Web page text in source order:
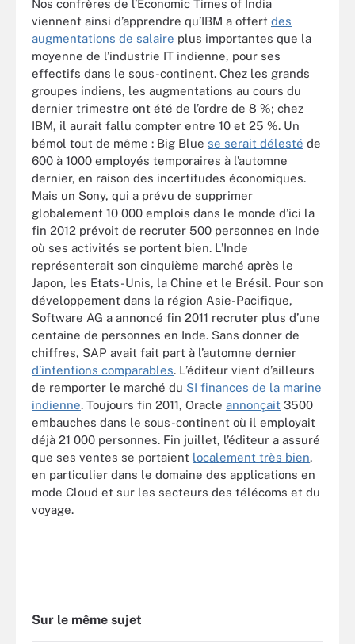
Nos confrères de l’Economic Times of India
viennent ainsi d’apprendre qu’IBM a offert des
augmentations de salaire plus importantes que la
moyenne de l’industrie IT indienne, pour ses
effectifs dans le sous-continent. Chez les grands
groupes indiens, les augmentations au cours du
dernier trimestre ont été de l’ordre de 8 %; chez
IBM, il aurait fallu compter entre 10 et 25 %. Un
bémol tout de même : Big Blue se serait délesté de
600 à 1000 employés temporaires à l’automne
dernier, en raison des incertitudes économiques.
Mais un Sony, qui a prévu de supprimer
globalement 10 000 emplois dans le monde d’ici la
fin 2012 prévoit de recruter 500 personnes en Inde
où ses activités se portent bien. L’Inde
représenterait son cinquième marché après le
Japon, les Etats-Unis, la Chine et le Brésil. Pour son
développement dans la région Asie-Pacifique,
Software AG a annoncé fin 2011 recruter plus d’une
centaine de personnes en Inde. Sans donner de
chiffres, SAP avait fait part à l’automne dernier
d’intentions comparables. L’éditeur vient d’ailleurs
de remporter le marché du SI finances de la marine
indienne. Toujours fin 2011, Oracle annonçait 3500
embauches dans le sous-continent où il employait
déjà 21 000 personnes. Fin juillet, l’éditeur a assuré
que ses ventes se portaient localement très bien,
en particulier dans le domaine des applications en
mode Cloud et sur les secteurs des télécoms et du
voyage.
Sur le même sujet